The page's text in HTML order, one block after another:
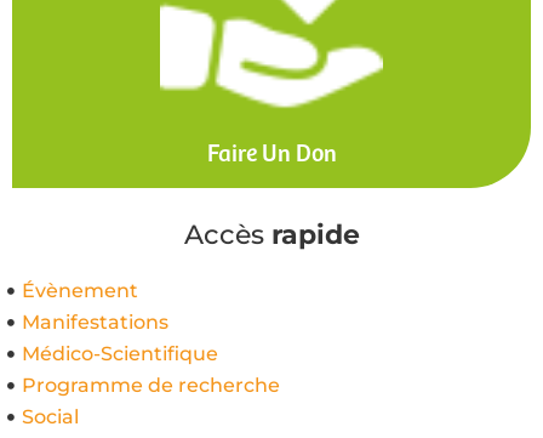
Faire Un Don
Accès rapide
Évènement
Manifestations
Médico-Scientifique
Programme de recherche
Social